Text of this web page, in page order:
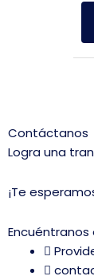
Contáctanos
Logra una
¡Te
Encuéntranos